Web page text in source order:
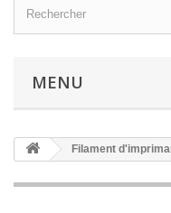
MENU
Filament